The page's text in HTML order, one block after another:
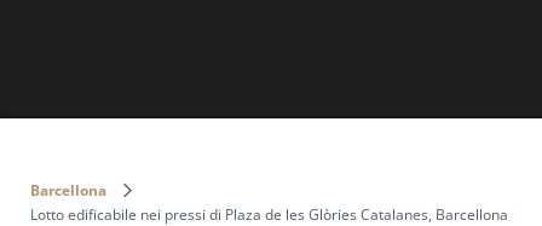
Barcellona
Lotto edificabile nei pressi di Plaza de les Glòries Catalanes, Barcellona